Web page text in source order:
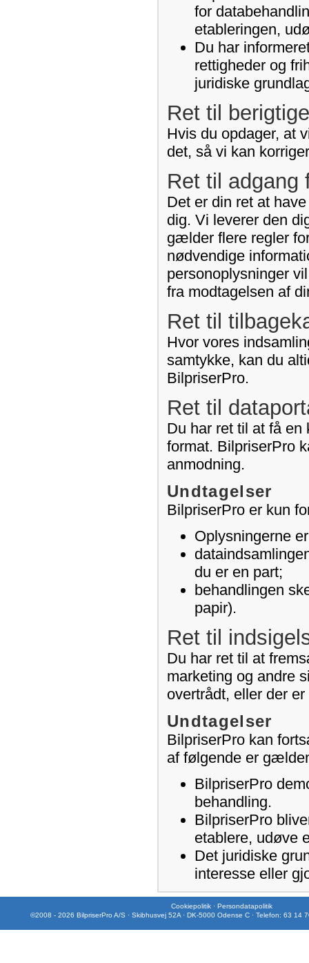
for
etableringen,
Du har
rettigheder og
juridiske
Ret til
Hvis du opdager, at
det, så vi kan
Ret til adgang
Det er din ret at
dig. Vi leverer den
gælder flere regler
nødvendige
personoplysninger
fra modtagelsen af
Ret til
Hvor vores
samtykke, kan du
BilpriserPro.
Ret til
Du har ret til at få
format. BilpriserPro
anmodning.
Undtagelser
BilpriserPro er kun
Oplysningerne
du er en part;
behandlingen
papir).
Ret til
Du har ret til at
marketing og andre
overtrådt, eller der
Undtagelser
BilpriserPro kan
af følgende er
BilpriserPro
behandling.
BilpriserPro
etablere, udøve
Det juridiske
interesse eller
Cookiepolitik · Persondatapolitik
©2008 - 2026 BilpriserPro A/S · Skibhusvej 52A · DK-5000 Odense C · Telefon: 63 14